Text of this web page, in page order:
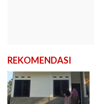
REKOMENDASI